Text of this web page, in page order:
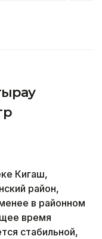
Кигаш,
район,
в районном
время
стабильной,